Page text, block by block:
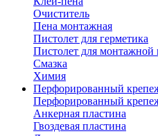
Очиститель
Пена монтажная
Пистолет для герметика
Пистолет для монтажной
Смазка
Химия
Перфорированный
Перфорированный
Анкерная пластина
Гвоздевая пластина